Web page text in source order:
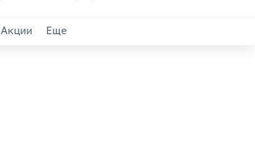
Акции Еще